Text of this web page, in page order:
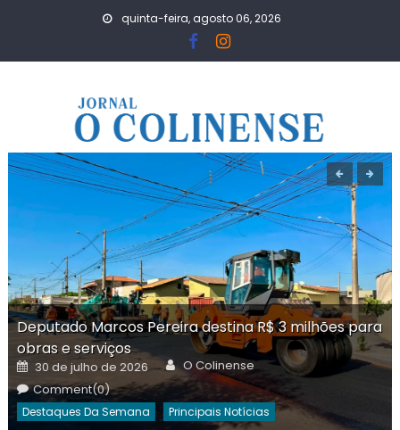
quinta-feira, agosto 06, 2026
Deputado Marcos Pereira destina R$ 3 milhões para
obras e serviços
Posted
on
30 de julho de 2026 Author
O Colinense
Comment(0)
Destaques Da Semana Principais Notícias